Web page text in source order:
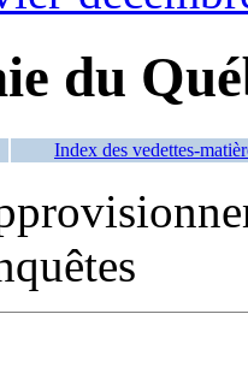
du
Index des vedettes-